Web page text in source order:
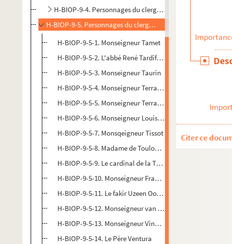
H-BIOP-9-4. Personnages du clergé dont le nom
H-BIOP-9-5. Personnages du clergé dont le nom commence par
H-BIOP-9-5-1. Monseigneur Tamet
H-BIOP-9-5-2. L'abbé René Tardif de Moidrey
H-BIOP-9-5-3. Monseigneur Taurin
H-BIOP-9-5-4. Monseigneur Terrasse
H-BIOP-9-5-5. Monseigneur Terrasse
H-BIOP-9-5-6. Monseigneur Louis Benoit Charles Thomas
H-BIOP-9-5-7. Monsqeigneur Tissot
H-BIOP-9-5-8. Madame de Toulongeon
H-BIOP-9-5-9. Le cardinal de la Tour d'Auvergne, évêque
H-BIOP-9-5-10. Monseigneur François Marie Trégaro,
H-BIOP-9-5-11. Le fakir Uzeen Ood Deen
H-BIOP-9-5-12. Monseigneur van Camelbecke
H-BIOP-9-5-13. Monseigneur Vincent Vannutelli
H-BIOP-9-5-14. Le Père Ventura
Citer ce